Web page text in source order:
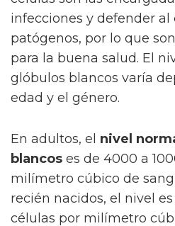
infecciones y defender al
patógenos, por lo que
para la buena salud. El
glóbulos blancos varía
edad y el género.
En adultos, el nivel
blancos es de 4000 a
milímetro cúbico de
recién nacidos, el nivel
células por milímetro